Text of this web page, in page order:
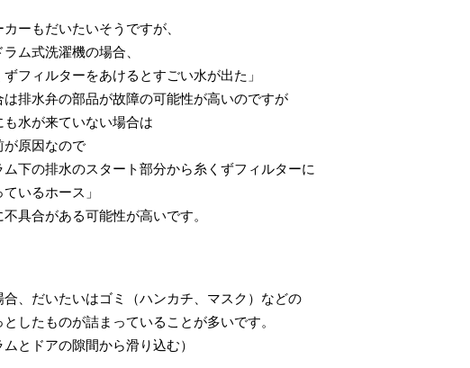
ーもだいたいそうですが、
ム式洗濯機の場合、
ずフィルターをあけるとすごい水が出た」
は排水弁の部品が故障の可能性が高いのですが
も水が来ていない場合は
が原因なので
ム下の排水のスタート部分から糸くずフィルターに
いるホース」
不具合がある可能性が高いです。
合、だいたいはゴミ（ハンカチ、マスク）などの
としたものが詰まっていることが多いです。
ムとドアの隙間から滑り込む）